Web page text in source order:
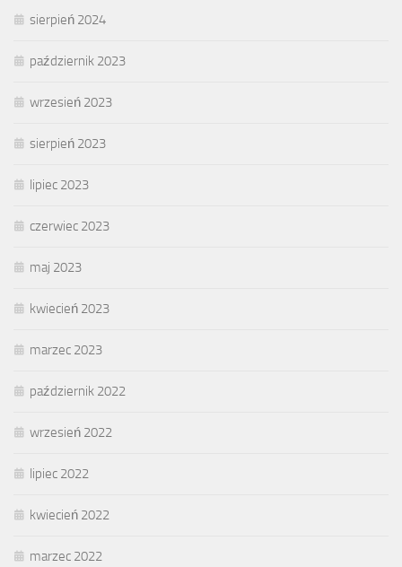
sierpień 2024
październik 2023
wrzesień 2023
sierpień 2023
lipiec 2023
czerwiec 2023
maj 2023
kwiecień 2023
marzec 2023
październik 2022
wrzesień 2022
lipiec 2022
kwiecień 2022
marzec 2022